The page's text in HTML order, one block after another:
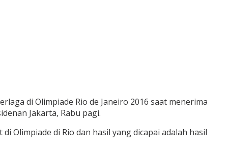
di Olimpiade Rio de Janeiro 2016 saat menerima
Jakarta, Rabu pagi.
Olimpiade di Rio dan hasil yang dicapai adalah hasil